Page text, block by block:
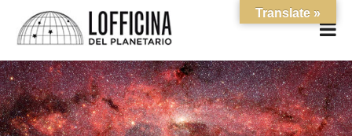
Translate »